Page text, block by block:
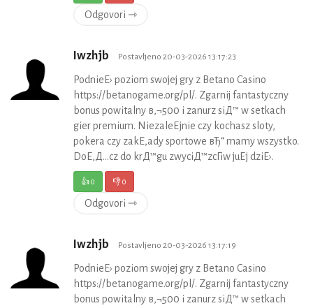
Odgovori ⇾
Iwzhjb Postavljeno 20-03-2026 13:17:23
PodnieЕ› poziom swojej gry z Betano Casino
https://betanogame.org/pl/. Zgarnij fantastyczny
bonus powitalny в‚¬500 i zanurz siД™ w setkach
gier premium. NiezaleЕјnie czy kochasz sloty,
pokera czy zakЕ‚ady sportowe вЂ“ mamy wszystko.
DoЕ‚Д…cz do krД™gu zwyciД™zcГіw juЕј dziЕ›.
👍0 👎0
Odgovori ⇾
Iwzhjb Postavljeno 20-03-2026 13:17:19
PodnieЕ› poziom swojej gry z Betano Casino
https://betanogame.org/pl/. Zgarnij fantastyczny
bonus powitalny в‚¬500 i zanurz siД™ w setkach